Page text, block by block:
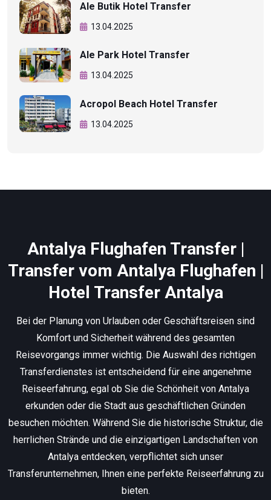
Ale Butik Hotel Transfer
13.04.2025
Ale Park Hotel Transfer
13.04.2025
Acropol Beach Hotel Transfer
13.04.2025
Antalya Flughafen Transfer |
Transfer vom Antalya Flughafen |
Hotel Transfer Antalya
Bei der Planung von Urlauben oder Geschäftsreisen sind
Komfort und Sicherheit während des gesamten
Reisevorgangs immer wichtig. Die Auswahl des richtigen
Transferdienstes ist entscheidend für eine angenehme
Reiseerfahrung, egal ob Sie die Schönheit von Antalya
erkunden oder die Stadt aus geschäftlichen Gründen
besuchen möchten. Während Sie die historische Struktur, die
herrlichen Strände und die einzigartigen Landschaften von
Antalya entdecken, verpflichtet sich unser
Transferunternehmen, Ihnen eine perfekte Reiseerfahrung zu
bieten.